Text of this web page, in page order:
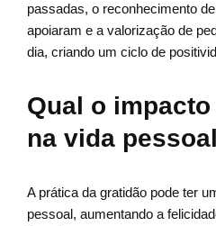
passadas, o reconhecimento
apoiaram e a valorização de
dia, criando um ciclo de
Qual o
na vida pessoal
A prática da gratidão pode ter
pessoal, aumentando a